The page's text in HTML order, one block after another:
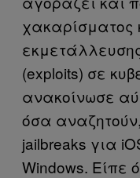
(exploits) σε
ανακοίνωσε
όσα
jailbreaks για
Windows. Είπε